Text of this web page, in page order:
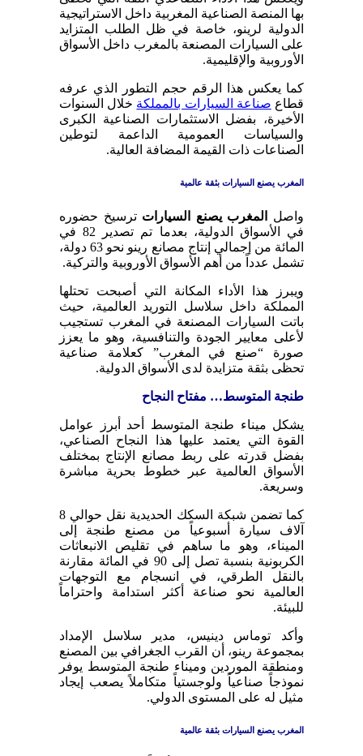
بها المنصة الصناعية المغربية داخل الاستراتيجية
الدولية لرينو، خاصة في ظل الطلب المتزايد
على السيارات المصنعة بالمغرب داخل الأسواق
الأوروبية والإقليمية.
كما يعكس هذا الرقم حجم التطور الذي عرفه
قطاع صناعة السيارات بالمملكة خلال السنوات
الأخيرة، بفضل الاستثمارات الصناعية الكبرى
والسياسات العمومية الداعمة لتوطين
الصناعات ذات القيمة المضافة العالية.
المغرب يصنع السيارات بثقة عالمية
واصل المغرب يصنع السيارات ترسيخ حضوره
في الأسواق الدولية، بعدما تم تصدير 82 في
المائة من إجمالي إنتاج مصانع رينو نحو 63 دولة،
تشمل عدداً من أهم الأسواق الأوروبية والتركية.
ويبرز هذا الأداء المكانة التي أصبحت تحتلها
المملكة داخل سلاسل التوريد العالمية، حيث
باتت السيارات المصنعة في المغرب تستجيب
لأعلى معايير الجودة والتنافسية، وهو ما يعزز
صورة “صنع في المغرب” كعلامة صناعية
تحظى بثقة متزايدة لدى الأسواق الدولية.
طنجة المتوسط… مفتاح النجاح
يشكل ميناء طنجة المتوسط أحد أبرز عوامل
القوة التي يعتمد عليها هذا النجاح الصناعي،
بفضل قدرته على ربط مصانع الإنتاج بمختلف
الأسواق العالمية عبر خطوط بحرية مباشرة
وسريعة.
كما تضمن شبكة السكك الحديدية نقل حوالي 8
آلاف سيارة أسبوعياً من مصنع طنجة إلى
الميناء، وهو ما ساهم في تقليص الانبعاثات
الكربونية بنسبة تصل إلى 90 في المائة مقارنة
بالنقل الطرقي، في انسجام مع التوجهات
العالمية نحو صناعة أكثر استدامة واحتراماً
للبيئة.
وأكد توماس دينيس، مدير سلاسل الإمداد
بمجموعة رينو، أن القرب الجغرافي بين المصنع
ومنطقة الموردين وميناء طنجة المتوسط يوفر
نموذجاً صناعياً ولوجستياً متكاملاً يصعب إيجاد
مثيل له على المستوى الدولي.
المغرب يصنع السيارات بثقة عالمية